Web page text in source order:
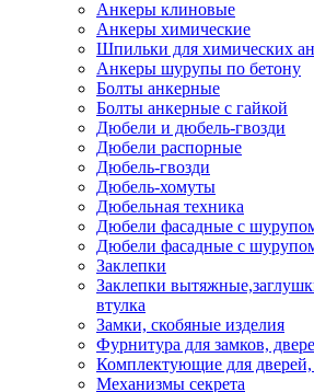
Анкеры клиновые
Анкеры химические
Шпильки для химических
Анкеры шурупы по бетону
Болты анкерные
Болты анкерные с гайкой
Дюбели и дюбель-гвозди
Дюбели распорные
Дюбель-гвозди
Дюбель-хомуты
Дюбельная техника
Дюбели фасадные с
Дюбели фасадные с
Заклепки
Заклепки
втулка
Замки, скобяные изделия
Фурнитура для замков,
Комплектующие для
Механизмы секрета